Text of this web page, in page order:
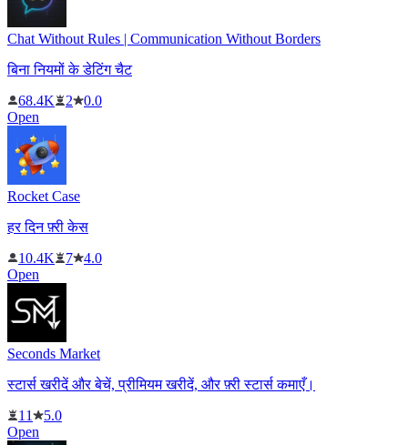
Chat Without Rules | Communication Without Borders
बिना नियमों के डेटिंग चैट
68.4K
2
0.0
Open
Rocket Case
हर दिन फ़्री केस
10.4K
7
4.0
Open
Seconds Market
स्टार्स खरीदें और बेचें, प्रीमियम खरीदें, और फ़्री स्टार्स कमाएँ।
11
5.0
Open